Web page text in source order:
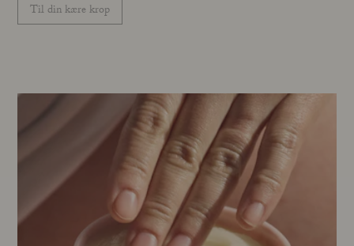
Til din kære krop